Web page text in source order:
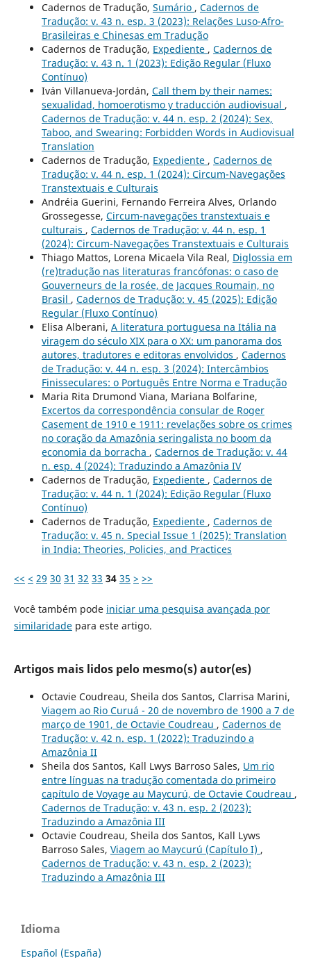
Cadernos de Tradução, Sumário , Cadernos de
Tradução: v. 43 n. esp. 3 (2023): Relações Luso-Afro-
Brasileiras e Chinesas em Tradução
Cadernos de Tradução, Expediente , Cadernos de
Tradução: v. 43 n. 1 (2023): Edição Regular (Fluxo
Contínuo)
Iván Villanueva-Jordán, Call them by their names:
sexualidad, homoerotismo y traducción audiovisual ,
Cadernos de Tradução: v. 44 n. esp. 2 (2024): Sex,
Taboo, and Swearing: Forbidden Words in Audiovisual
Translation
Cadernos de Tradução, Expediente , Cadernos de
Tradução: v. 44 n. esp. 1 (2024): Circum-Navegações
Transtextuais e Culturais
Andréia Guerini, Fernando Ferreira Alves, Orlando
Grossegesse, Circum-navegações transtextuais e
culturais , Cadernos de Tradução: v. 44 n. esp. 1
(2024): Circum-Navegações Transtextuais e Culturais
Thiago Mattos, Lorena Micaela Vila Real, Diglossia em
(re)tradução nas literaturas francófonas: o caso de
Gouverneurs de la rosée, de Jacques Roumain, no
Brasil , Cadernos de Tradução: v. 45 (2025): Edição
Regular (Fluxo Contínuo)
Elisa Alberani, A literatura portuguesa na Itália na
viragem do século XIX para o XX: um panorama dos
autores, tradutores e editoras envolvidos , Cadernos
de Tradução: v. 44 n. esp. 3 (2024): Intercâmbios
Finisseculares: o Português Entre Norma e Tradução
Maria Rita Drumond Viana, Mariana Bolfarine,
Excertos da correspondência consular de Roger
Casement de 1910 e 1911: revelações sobre os crimes
no coração da Amazônia seringalista no boom da
economia da borracha , Cadernos de Tradução: v. 44
n. esp. 4 (2024): Traduzindo a Amazônia IV
Cadernos de Tradução, Expediente , Cadernos de
Tradução: v. 44 n. 1 (2024): Edição Regular (Fluxo
Contínuo)
Cadernos de Tradução, Expediente , Cadernos de
Tradução: v. 45 n. Special Issue 1 (2025): Translation
in India: Theories, Policies, and Practices
<< < 29 30 31 32 33 34 35 > >>
Você também pode iniciar uma pesquisa avançada por
similaridadepara este artigo.
Artigos mais lidos pelo mesmo(s) autor(es)
Octavie Coudreau, Sheila dos Santos, Clarrisa Marini,
Viagem ao Rio Curuá - 20 de novembro de 1900 a 7 de
março de 1901, de Octavie Coudreau , Cadernos de
Tradução: v. 42 n. esp. 1 (2022): Traduzindo a
Amazônia II
Sheila dos Santos, Kall Lwys Barroso Sales, Um rio
entre línguas na tradução comentada do primeiro
capítulo de Voyage au Maycurú, de Octavie Coudreau ,
Cadernos de Tradução: v. 43 n. esp. 2 (2023):
Traduzindo a Amazônia III
Octavie Coudreau, Sheila dos Santos, Kall Lyws
Barroso Sales, Viagem ao Maycurú (Capítulo I) ,
Cadernos de Tradução: v. 43 n. esp. 2 (2023):
Traduzindo a Amazônia III
Idioma
Español (España)